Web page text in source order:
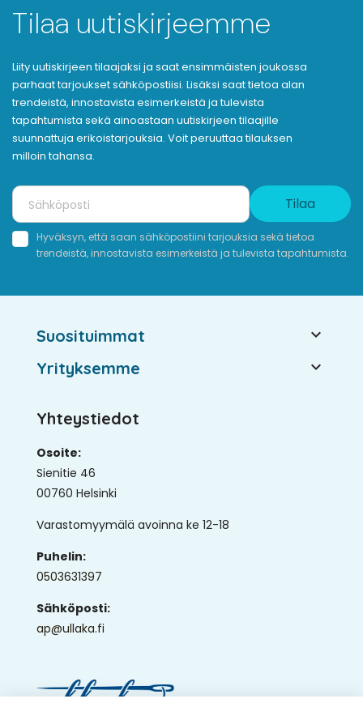
Tilaa uutiskirjeemme
Liity uutiskirjeen tilaajaksi ja saat ensimmäisten joukossa
parhaat tarjoukset sähköpostiisi. Lisäksi saat tietoa alan
trendeistä, innostavista esimerkeistä ja tulevista
tapahtumista sekä ainoastaan uutiskirjeen tilaajille
suunnattuja erikoistarjouksia. Voit peruuttaa tilauksen
milloin tahansa.
Tilaa
Hyväksyn, että saan sähköpostiini tarjouksia sekä tietoa
trendeistä, innostavista esimerkeistä ja tulevista tapahtumista.
Suosituimmat 
Yrityksemme 
Yhteystiedot
Osoite:
Sienitie 46
00760 Helsinki
Varastomyymälä avoinna ke 12-18
Puhelin:
0503631397
Sähköposti:
ap@ullaka.fi